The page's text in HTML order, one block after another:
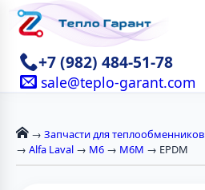
+7 (982) 484-51-78
sale@teplo-garant.com
→ Запчасти для теплообменников
→ Alfa Laval → М6 → M6M → EPDM